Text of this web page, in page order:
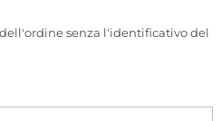
senza l'identificativo del